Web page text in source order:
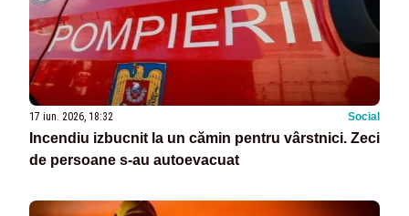
17 iun. 2026, 18:32 Social
Incendiu izbucnit la un cămin pentru vârstnici. Zeci
de persoane s-au autoevacuat